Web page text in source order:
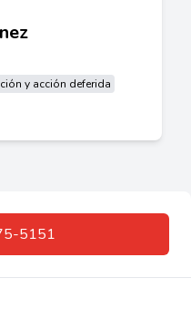
y acción deferida
5151